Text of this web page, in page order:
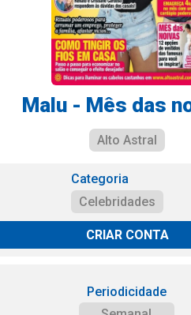
Malu - Mês das
Alto Astral
Categoria
Celebridades
CRIAR CONTA
Periodicidade